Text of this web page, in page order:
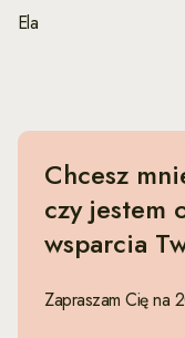
Ela
Chcesz
czy jestem
wsparcia
Zapraszam Cię na